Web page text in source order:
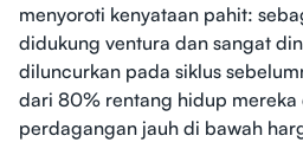
menyoroti kenyataan pahit:
didukung ventura dan sangat
diluncurkan pada siklus
dari 80% rentang hidup mereka
perdagangan jauh di bawah